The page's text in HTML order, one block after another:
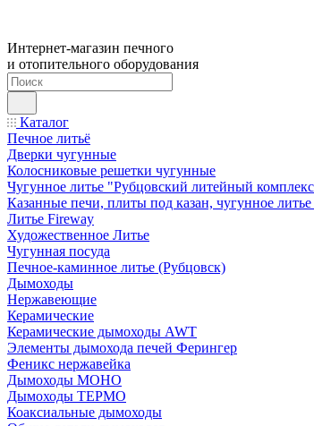
Интернет-магазин печного
и отопительного оборудования
Каталог
Печное литьё
Дверки чугунные
Колосниковые решетки чугунные
Чугунное литье "Рубцовский литейный
Казанные печи, плиты под казан, чугунное
Литье Fireway
Художественное Литье
Чугунная посуда
Печное-каминное литье (Рубцовск)
Дымоходы
Нержавеющие
Керамические
Керамические дымоходы AWT
Элементы дымохода печей Ферингер
Феникс нержавейка
Дымоходы МОНО
Дымоходы ТЕРМО
Коаксиальные дымоходы